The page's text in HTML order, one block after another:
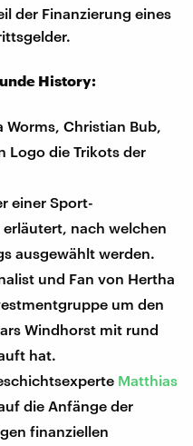
der Finanzierung eines
History:
Christian Bub,
Logo die Trikots der
einer Sport-
nach welchen
ausgewählt werden.
und Fan von Hertha
um den
Windhorst mit rund
hat.
Matthias
die Anfänge der
finanziellen